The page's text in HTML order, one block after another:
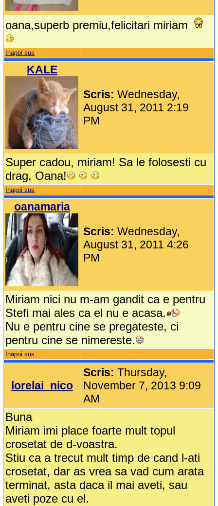
oana,superb premiu,felicitari miriam
Inapoi sus
KALE
Scris:Wednesday,
August 31, 2011 2:19
PM
Super cadou, miriam! Sa le folosesti cu
drag, Oana!
Inapoi sus
oanamaria
Scris:Wednesday,
August 31, 2011 4:26
PM
Miriam nici nu m-am gandit ca e pentru
Stefi mai ales ca el nu e acasa.
Nu e pentru cine se pregateste, ci
pentru cine se nimereste.
Inapoi sus
lorelai_nico
Scris:Thursday,
November 7, 2013 9:09
AM
Buna
Miriam imi place foarte mult topul
crosetat de d-voastra.
Stiu ca a trecut mult timp de cand l-ati
crosetat, dar as vrea sa vad cum arata
terminat, asta daca il mai aveti, sau
aveti poze cu el.